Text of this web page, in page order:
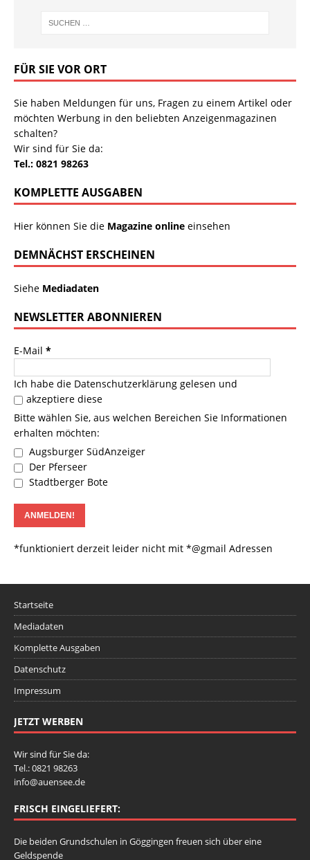
FÜR SIE VOR ORT
Sie haben Meldungen für uns, Fragen zu einem Artikel oder
möchten Werbung in den beliebten Anzeigenmagazinen
schalten?
Wir sind für Sie da:
Tel.: 0821 98263
KOMPLETTE AUSGABEN
Hier können Sie die Magazine online einsehen
DEMNÄCHST ERSCHEINEN
Siehe Mediadaten
NEWSLETTER ABONNIEREN
E-Mail *
Ich habe die Datenschutzerklärung gelesen und
akzeptiere diese
Bitte wählen Sie, aus welchen Bereichen Sie Informationen
erhalten möchten:
Augsburger SüdAnzeiger
Der Pferseer
Stadtberger Bote
*funktioniert derzeit leider nicht mit *@gmail Adressen
Startseite
Mediadaten
Komplette Ausgaben
Datenschutz
Impressum
JETZT WERBEN
Wir sind für Sie da:
Tel.: 0821 98263
info@auensee.de
FRISCH EINGELIEFERT:
Die beiden Grundschulen in Göggingen freuen sich über eine
Geldspende